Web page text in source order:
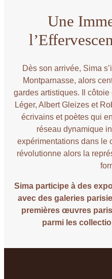
Une
Dès son arrivée, Sima
Montparnasse, alors
gardes artistiques. Il
Léger, Albert Gleizes et
écrivains et poètes qui
réseau dynamique
expérimentations dans le
révolutionne alors la
Sima participe à des
avec des galeries
premières œuvres
parmi les